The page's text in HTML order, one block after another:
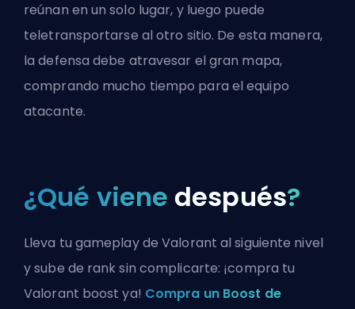
reúnan en un solo lugar, y luego puede
teletransportarse al otro sitio. De esta manera,
la defensa debe atravesar el gran mapa,
comprando mucho tiempo para el equipo
atacante.
¿Qué viene después?
Lleva tu gameplay de Valorant al siguiente nivel
y sube de rank sin complicarte: ¡compra tu
Valorant boost ya! Compra un Boost de